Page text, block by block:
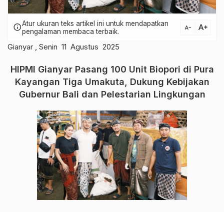
infoAtur ukuran teks artikel ini untuk mendapatkan
pengalaman membaca terbaik.
text_decrease text_increase
Gianyar , Senin 11 Agustus 2025
HIPMI Gianyar Pasang 100 Unit Biopori di Pura
Kayangan Tiga Umakuta, Dukung Kebijakan
Gubernur Bali dan Pelestarian Lingkungan